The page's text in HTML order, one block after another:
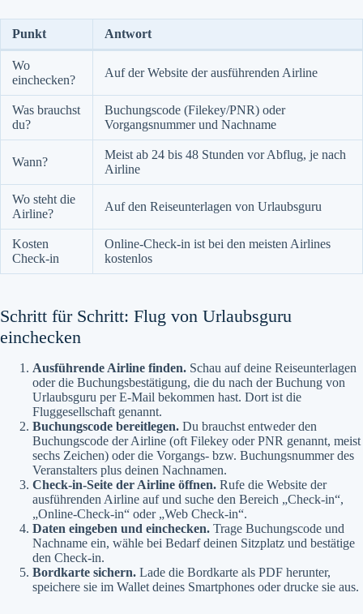
Punkt Antwort
Wo
einchecken?
Auf der Website der ausführenden Airline
Was brauchst
du?
Buchungscode (Filekey/PNR) oder
Vorgangsnummer und Nachname
Wann?
Meist ab 24 bis 48 Stunden vor Abflug, je nach
Airline
Wo steht die
Airline?
Auf den Reiseunterlagen von Urlaubsguru
Kosten
Check-in
Online-Check-in ist bei den meisten Airlines
kostenlos
Schritt für Schritt: Flug von Urlaubsguru
einchecken
Ausführende Airline finden. Schau auf deine Reiseunterlagen
oder die Buchungsbestätigung, die du nach der Buchung von
Urlaubsguru per E-Mail bekommen hast. Dort ist die
Fluggesellschaft genannt.
Buchungscode bereitlegen. Du brauchst entweder den
Buchungscode der Airline (oft Filekey oder PNR genannt, meist
sechs Zeichen) oder die Vorgangs- bzw. Buchungsnummer des
Veranstalters plus deinen Nachnamen.
Check-in-Seite der Airline öffnen. Rufe die Website der
ausführenden Airline auf und suche den Bereich „Check-in“,
„Online-Check-in“ oder „Web Check-in“.
Daten eingeben und einchecken. Trage Buchungscode und
Nachname ein, wähle bei Bedarf deinen Sitzplatz und bestätige
den Check-in.
Bordkarte sichern. Lade die Bordkarte als PDF herunter,
speichere sie im Wallet deines Smartphones oder drucke sie aus.